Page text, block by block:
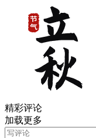
精彩评论
加载更多